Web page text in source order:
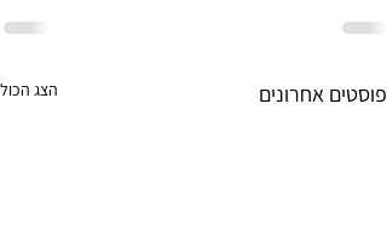
פוסטים אחרונים הצג הכול